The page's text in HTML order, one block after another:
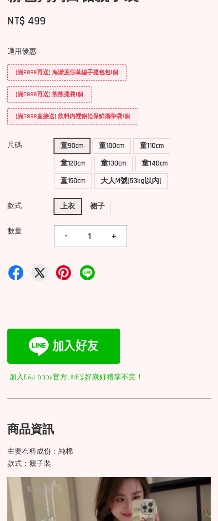
NT$ 499
適用優惠
[滿8888再送] 海灘度假草編手提包包1個
[滿5888再送] 熊熊提袋1個
[滿3888直接送] 飲料內裡鋁箔保鮮攜帶袋1個
尺碼 童90cm 童100cm
童110cm
童120cm
童130cm
童140cm
童150cm
大人M號(53kg以內)
款式 上衣 裙子
數量 - +
加入D&J baby官方LINE@好康好禮享不完！
商品資訊
主要布料成份：純棉
款式：親子裝